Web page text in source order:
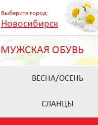
Выберите город:
Новосибирск
МУЖСКАЯ ОБУВЬ
ВЕСНА/ОСЕНЬ
СЛАНЦЫ